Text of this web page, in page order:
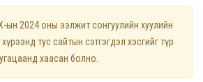
2024 оны ээлжит сонгуулийн хуулийн
тус сайтын сэтгэгдэл хэсгийг түр
хаасан болно.